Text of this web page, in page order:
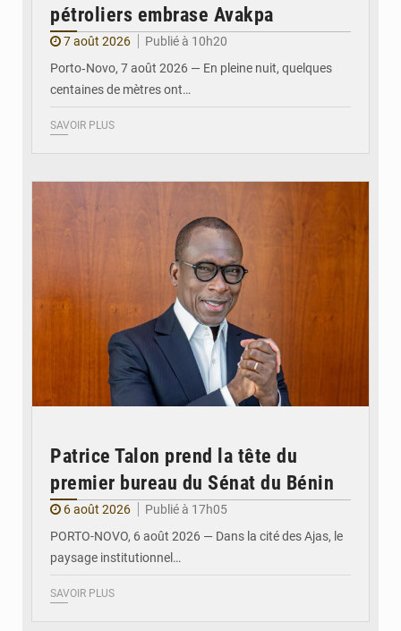
pétroliers embrase Avakpa
7 août 2026
Publié à 10h20
Porto‑Novo, 7 août 2026 — En pleine nuit, quelques
centaines de mètres ont…
SAVOIR PLUS
Patrice Talon prend la tête du
premier bureau du Sénat du Bénin
6 août 2026
Publié à 17h05
PORTO-NOVO, 6 août 2026 — Dans la cité des Ajas, le
paysage institutionnel…
SAVOIR PLUS